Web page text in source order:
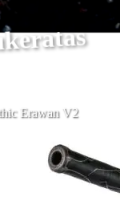
Erawan V2